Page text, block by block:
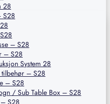
28
S28
– S28
– S28
System 28
tilbehør – S28
– S28
/ Sub Table Box – S28
S28